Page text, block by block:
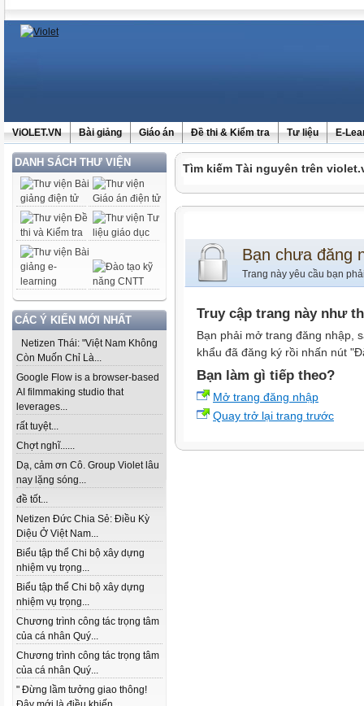
ViOLET.VN Bài giảng Giáo án Đề thi & Kiểm tra Tư liệu E-
DANH SÁCH THƯ VIỆN
CÁC Ý KIẾN MỚI NHẤT
Netizen Thái: "Việt Nam Không
Còn Muốn Chỉ Là...
Google Flow is a browser-based
AI filmmaking studio that
leverages...
rất tuyệt...
Chợt nghĩ......
Dạ, cảm ơn Cô. Group Violet lâu
nay lặng sóng...
đề tốt...
Netizen Đức Chia Sẻ: Điều Kỳ
Diệu Ở Việt Nam...
Biểu tập thể Chi bộ xây dựng
nhiệm vụ trọng...
Biểu tập thể Chi bộ xây dựng
nhiệm vụ trọng...
Chương trình công tác trọng tâm
của cá nhân Quý...
Chương trình công tác trọng tâm
của cá nhân Quý...
" Đừng lầm tưởng giao thông!
Tìm kiếm Tài nguyên trên
Bạn chưa đăng
Trang này yêu cầu bạn
Truy cập trang này như
Bạn phải mở trang đăng nhập,
khẩu đã đăng ký rồi nhấn nút
Bạn làm gì tiếp theo?
Mở trang đăng nhập
Quay trở lại trang trước